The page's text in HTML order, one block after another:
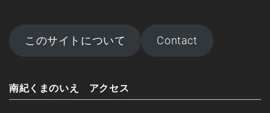
このサイトについて Contact
南紀くまのいえ アクセス